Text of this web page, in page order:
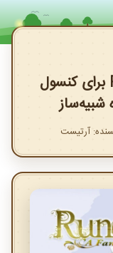
دانلود بازی Rune Factory 3 برای کنسول
آرتیست